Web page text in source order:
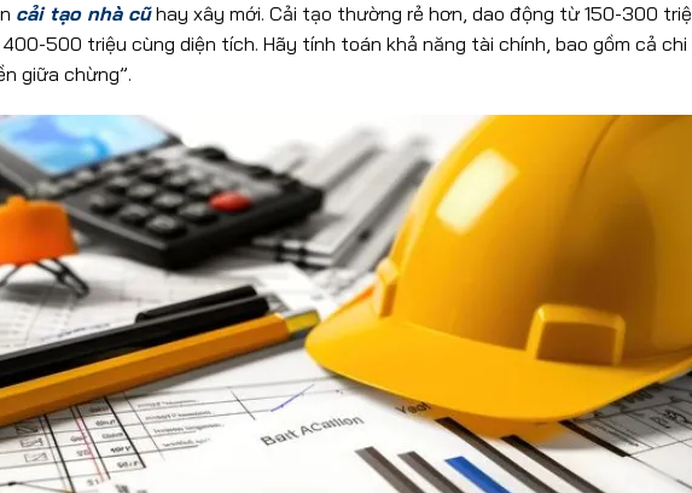
cải tạo nhà cũhay xây mới. Cải tạo thường rẻ hơn, dao động từ 150-300
500 triệu cùng diện tích. Hãy tính toán khả năng tài chính, bao gồm cả chi
giữa chừng”.